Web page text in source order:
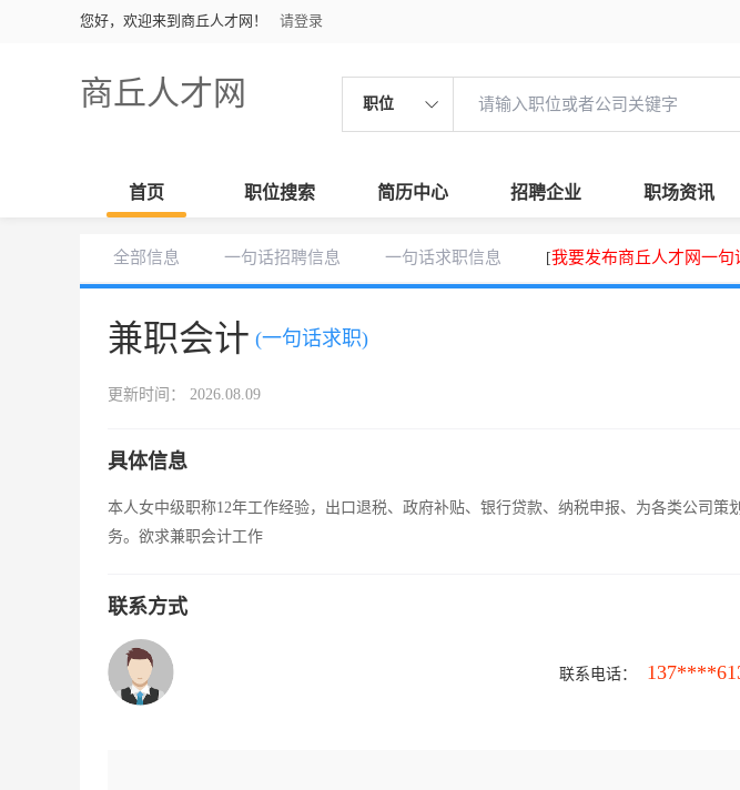
您好，欢迎来到商丘人才网！ 请登录
商丘人才网 职位
首页 职位搜索 简历中心 招聘企业 职场资讯
全部信息 一句话招聘信息 一句话求职信息 [我要发布商丘人才网一句
兼职会计 (一句话求职)
更新时间： 2026.08.09
具体信息
本人女中级职称12年工作经验，出口退税、政府补贴、银行贷款、纳税申报、为各类公司策
务。欲求兼职会计工作
联系方式
联系电话：